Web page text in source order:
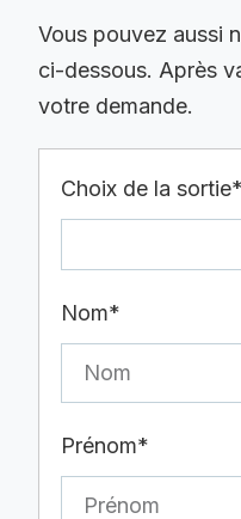
Vous pouvez aussi
ci-dessous. Après
votre demande.
Choix de la sortie*
Nom*
Prénom*